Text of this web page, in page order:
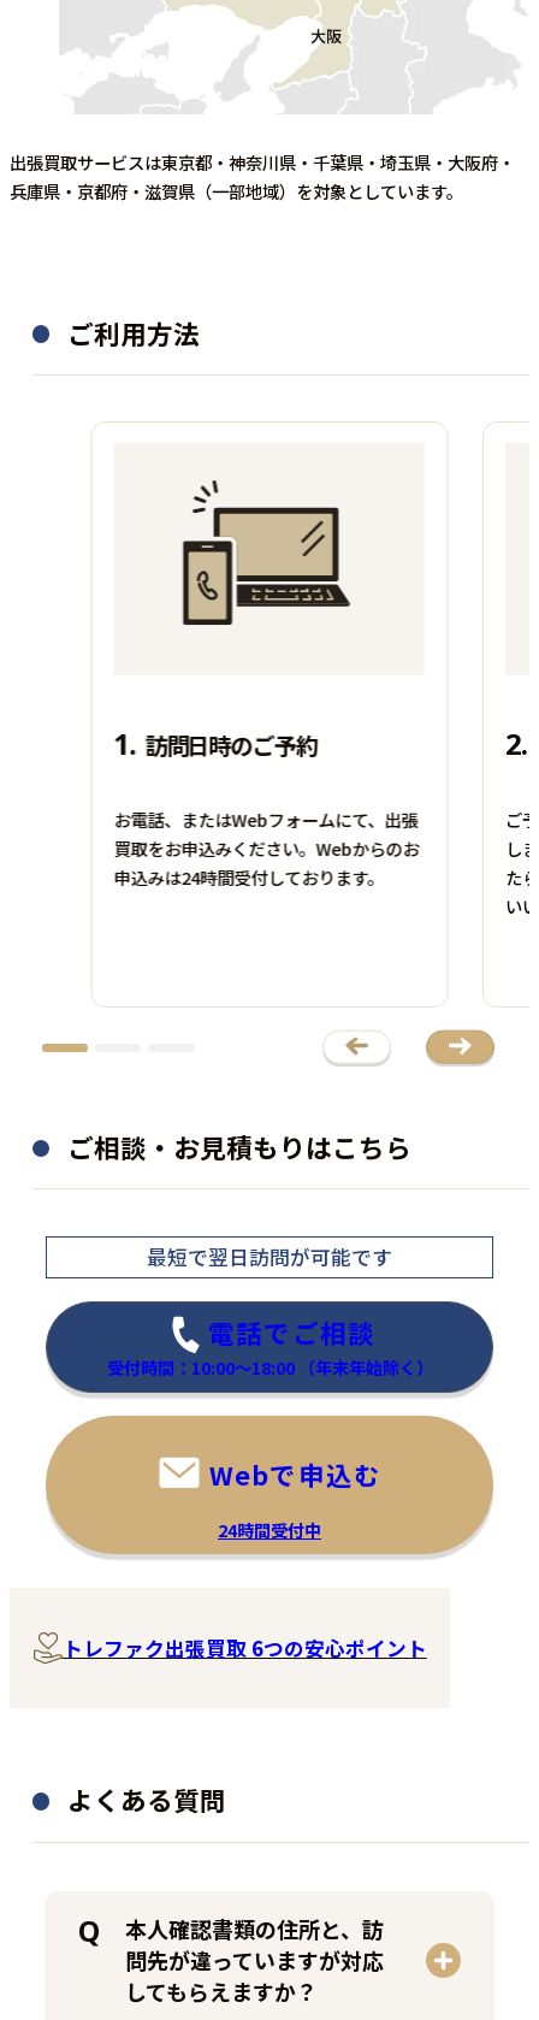
出張買取サービスは東京都・神奈川県・千葉県・埼玉県・大阪府・
兵庫県・京都府・滋賀県（一部地域）を対象としています。
ご利用方法
1. 訪問日時のご予約
お電話、またはWebフォームにて、出張
買取をお申込みください。Webからのお
申込みは24時間受付しております。
2.
ご
し
た
い
ご相談・お見積もりはこちら
最短で翌日訪問が可能です
電話でご相談
受付時間：10:00～18:00 （年末年始除く）
Webで申込む
24時間受付中
トレファク出張買取 6つの安心ポイント
よくある質問
本人確認書類の住所と、訪
問先が違っていますが対応
してもらえますか？